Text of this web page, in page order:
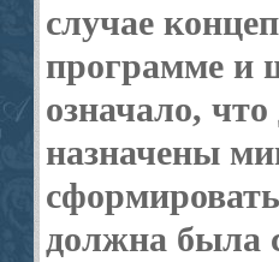
случае
программе и
означало,
назначены
должна была